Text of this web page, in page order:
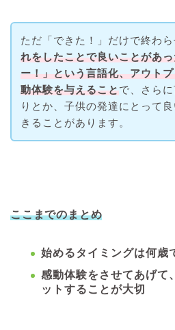
ただ「できた！」だけで終わら
れをしたことで良いことがあ
ー！」という言語化、アウト
動体験を与えることで、さら
りとか、子供の発達にとって
きることがあります。
ここまでのまとめ
始めるタイミングは何歳
感動体験をさせてあげて
ットすることが大切